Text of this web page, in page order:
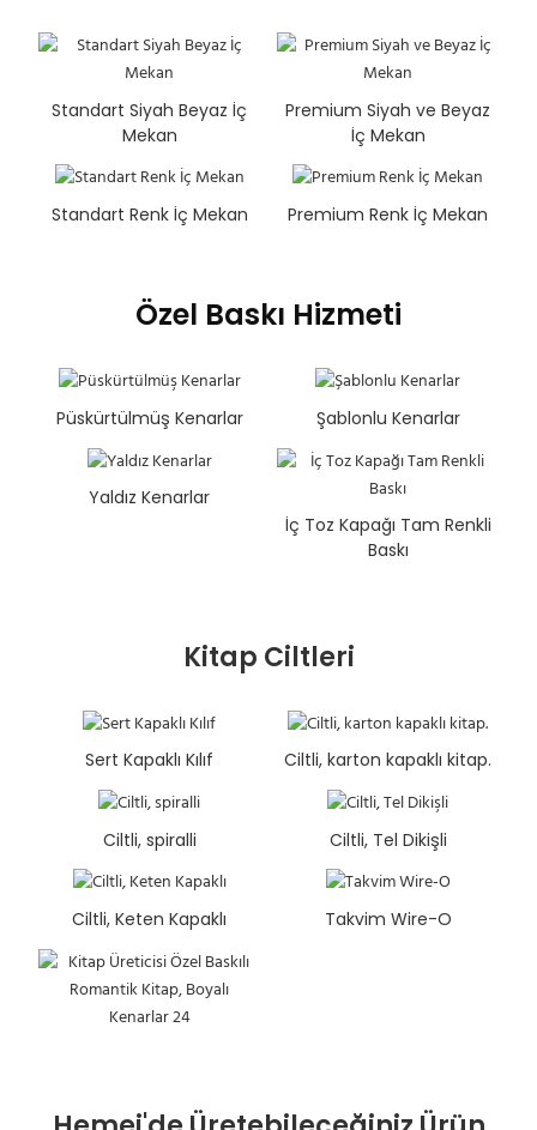
Standart Siyah Beyaz İç
Mekan
Premium Siyah ve Beyaz
İç Mekan
Standart Renk İç Mekan Premium Renk İç Mekan
Özel Baskı Hizmeti
Püskürtülmüş Kenarlar Şablonlu Kenarlar
Yaldız Kenarlar
İç Toz Kapağı Tam Renkli
Baskı
Kitap Ciltleri
Sert Kapaklı Kılıf Ciltli, karton kapaklı kitap.
Ciltli, spiralli Ciltli, Tel Dikişli
Ciltli, Keten Kapaklı Takvim Wire-O